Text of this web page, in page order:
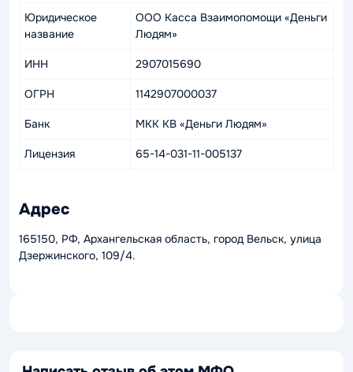
Юридическое
название
ООО Касса Взаимопомощи «Деньги
Людям»
ИНН 2907015690
ОГРН 1142907000037
Банк МКК КВ «Деньги Людям»
Лицензия 65-14-031-11-005137
Адрес
165150, РФ, Архангельская область, город Вельск, улица
Дзержинского, 109/4.